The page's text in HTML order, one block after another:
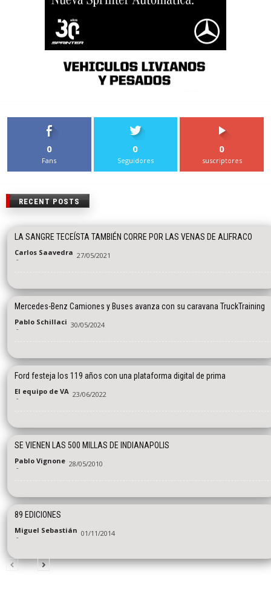
0
Fans
0
Seguidores
0
suscriptores
RECENT POSTS
LA SANGRE TECEÍSTA TAMBIÉN CORRE POR LAS VENAS DE ALIFRACO
Carlos Saavedra
- 27/05/2021
Mercedes-Benz Camiones y Buses avanza con su caravana TruckTraining
Pablo Schillaci
- 30/05/2024
Ford festeja los 119 años con una plataforma digital de prima
El equipo de VA
- 23/06/2022
SE VIENEN LAS 500 MILLAS DE INDIANAPOLIS
Pablo Vignone
- 28/05/2010
89 EDICIONES
Miguel Sebastián
- 01/11/2014